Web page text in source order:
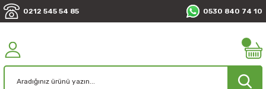
0212 545 54 85 0530 840 74 10